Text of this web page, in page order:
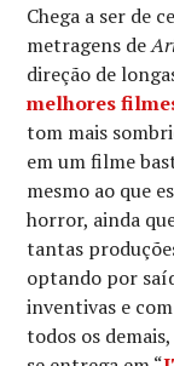
Chega a ser de
metragens de
direção de
melhores
tom mais
em um filme
mesmo ao que
horror, ainda
tantas
optando por
inventivas e
todos os